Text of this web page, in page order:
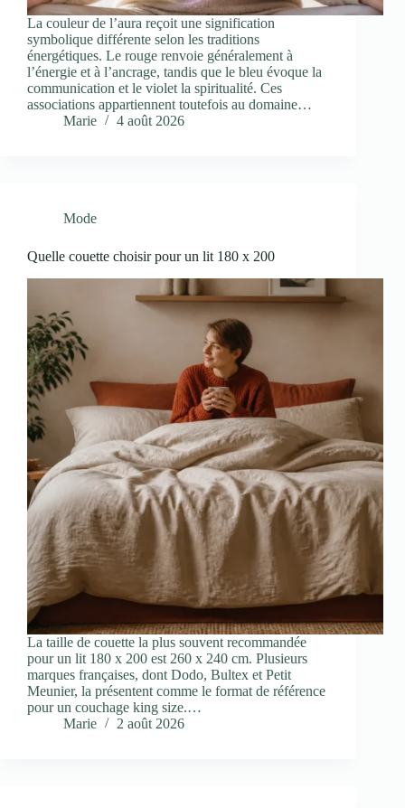
La couleur de l’aura reçoit une signification
symbolique différente selon les traditions
énergétiques. Le rouge renvoie généralement à
l’énergie et à l’ancrage, tandis que le bleu évoque la
communication et le violet la spiritualité. Ces
associations appartiennent toutefois au domaine…
Marie
4 août 2026
Mode
Quelle couette choisir pour un lit 180 x 200
La taille de couette la plus souvent recommandée
pour un lit 180 x 200 est 260 x 240 cm. Plusieurs
marques françaises, dont Dodo, Bultex et Petit
Meunier, la présentent comme le format de référence
pour un couchage king size.…
Marie
2 août 2026